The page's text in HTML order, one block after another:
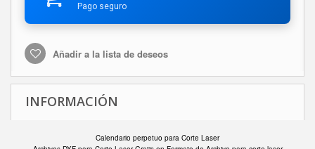
Pago seguro
Añadir a la lista de deseos
INFORMACIÓN
Calendario perpetuo para Corte Laser